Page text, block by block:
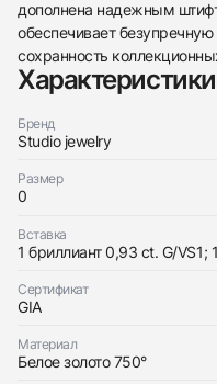
438
285
145
142
205
204
195
150
6
дополнена надежным
обеспечивает
сохранность
Характеристики
Бренд
Studio jewelry
Размер
0
Вставка
1 бриллиант 0,93 ct. G/VS1;
Сертификат
GIA
Материал
Белое золото 750°
Заказать эти
с вами
$9,400
Оставьте ваши
с вами